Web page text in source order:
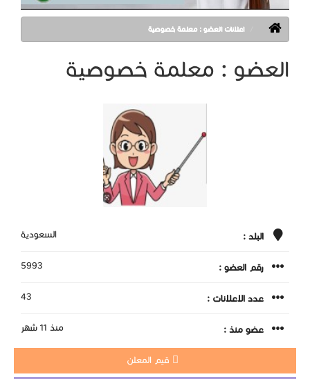
اعلانات العضو : معلمة خصوصية
العضو : معلمة خصوصية
البلد : السعودية
رقم العضو : 5993
عدد الاعلانات : 43
عضو منذ : منذ 11 شهر
قيم المعلن